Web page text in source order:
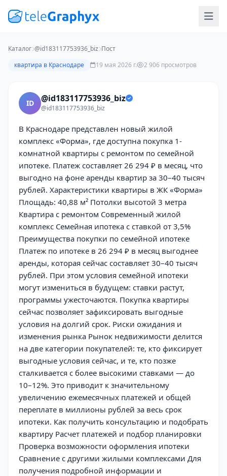
Каталог @id183117753936_biz Пост
квартира в Краснодаре
19 мая 2026 г. 2 906 просмотров
ID @id183117753936_biz
@id183117753936_biz
В Краснодаре представлен новый жилой
комплекс «Форма», где доступна покупка 1-
комнатной квартиры с ремонтом по семейной
ипотеке. Платеж составляет 26 294 ₽ в месяц, что
выгодно на фоне аренды квартир за 30–40 тысяч
рублей. Характеристики квартиры в ЖК «Форма»
Площадь: 40,88 м² Потолки высотой 3 метра
Квартира с ремонтом Современный жилой
комплекс Семейная ипотека с ставкой от 3,5%
Преимущества покупки по семейной ипотеке
Платеж по ипотеке в 26 294 ₽ в месяц выгоднее
аренды, которая сейчас составляет 30–40 тысяч
рублей. При этом условия семейной ипотеки
могут измениться в будущем: ставки растут,
программы ужесточаются. Покупка квартиры
сейчас позволяет зафиксировать выгодные
условия на долгий срок. Риски ожидания и
изменения рынка Рынок недвижимости делится
на две категории покупателей: те, кто фиксирует
выгодные условия сейчас, и те, кто позже
сталкивается с более высокими ставками — до
10–12%. Это приводит к значительному
увеличению ежемесячных платежей и общей
переплате в миллионы рублей за весь срок
ипотеки. Как получить консультацию и подобрать
квартиру Расчет платежей и подбор планировки
Проверка возможности оформления ипотеки
Сравнение с другими жилыми комплексами Для
получения подробной информации и